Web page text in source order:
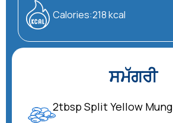
Calories:218 kcal
ਸਮੱਗਰੀ
2tbsp Split Yellow Mung